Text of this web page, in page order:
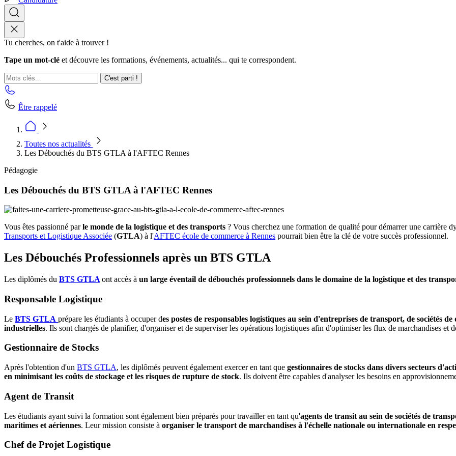
Tu cherches, on t'aide à trouver !
Tape un mot-clé et découvre les formations, événements, actualités... qui te correspondent.
C'est parti !
Être rappelé
Toutes nos actualités
Les Débouchés du BTS GTLA à l'AFTEC Rennes
Pédagogie
Les Débouchés du BTS GTLA à l'AFTEC Rennes
Vous êtes passionné parle monde de la logistique et des transports ? Vous cherchez une formation de qualité pour démarrer une carrière
Transports et Logistique Associée (GTLA) à l'AFTEC école de commerce à Rennes pourrait bien être la clé de votre succès professionnel.
Les Débouchés Professionnels après un BTS GTLA
Les diplômés du BTS GTLA ont accès à un large éventail de débouchés professionnels dans le domaine de la logistique et des
Responsable Logistique
Le BTS GTLA prépare les étudiants à occuper des postes de responsables logistiques au sein d'entreprises de transport, de sociétés
industrielles. Ils sont chargés de planifier, d'organiser et de superviser les opérations logistiques afin d'optimiser les flux de marchandises et
Gestionnaire de Stocks
Après l'obtention d'un BTS GTLA, les diplômés peuvent également exercer en tant que gestionnaires de stocks dans divers secteurs
en minimisant les coûts de stockage et les risques de rupture de stock. Ils doivent être capables d'analyser les besoins en
Agent de Transit
Les étudiants ayant suivi la formation sont également bien préparés pour travailler en tant qu'agents de transit au sein de sociétés de
maritimes et aériennes. Leur mission consiste à organiser le transport de marchandises à l'échelle nationale ou internationale en
Chef de Projet Logistique